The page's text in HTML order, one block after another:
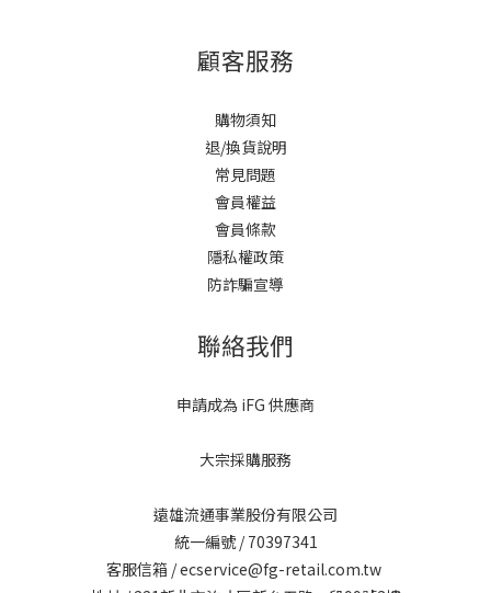
顧客服務
購物須知
退/換貨說明
常見問題
會員權益
會員條款
隱私權政策
防詐騙宣導
聯絡我們
申請成為 iFG 供應商
大宗採購服務
遠雄流通事業股份有限公司
統一編號 / 70397341
客服信箱 / ecservice@fg-retail.com.tw